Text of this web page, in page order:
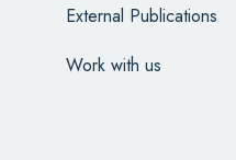
External Publications
Work with us